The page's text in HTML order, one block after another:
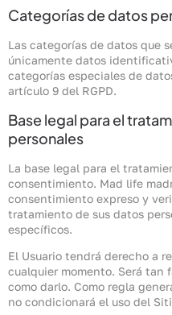
Categorías de datos
Las categorías de datos que
únicamente datos
categorías especiales de
artículo 9 del RGPD.
Base legal para el
personales
La base legal para el
consentimiento. Mad life
consentimiento expreso y
tratamiento de sus datos
específicos.
El Usuario tendrá derecho a
cualquier momento. Será
como darlo. Como regla
no condicionará el uso del